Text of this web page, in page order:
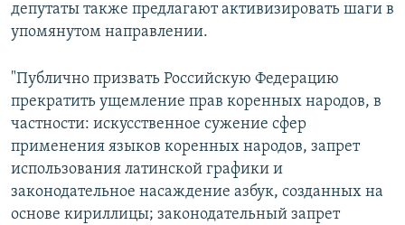
депутаты также предлагают активизировать шаги в
упомянутом направлении.
"Публично призвать Российскую Федерацию
прекратить ущемление прав коренных народов, в
частности: искусственное сужение сфер
применения языков коренных народов, запрет
использования латинской графики и
законодательное насаждение азбук, созданных на
основе кириллицы; законодательный запрет